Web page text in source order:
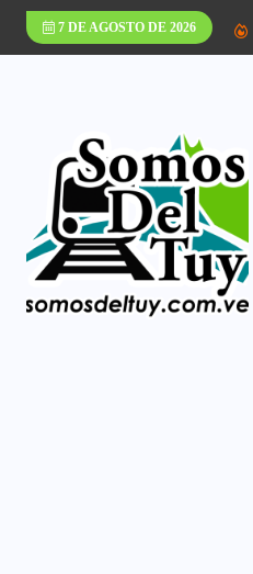
7 DE AGOSTO DE 2026